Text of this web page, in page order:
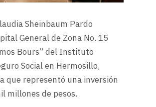
Sheinbaum Pardo
General de Zona No. 15
Bours” del Instituto
Social en Hermosillo,
que representó una inversión
millones de pesos.